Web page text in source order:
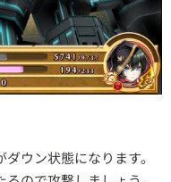
ウン状態になります。